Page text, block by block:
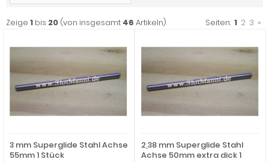
Zeige 1 bis 20 (von insgesamt 46 Artikeln) Seiten: 1 2 3 »
3 mm Superglide Stahl Achse
55mm 1 Stück
2,38 mm Superglide Stahl
Achse 50mm extra dick 1